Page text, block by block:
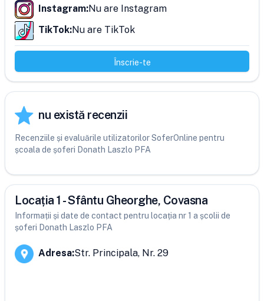
Instagram:Nu are Instagram
TikTok:Nu are TikTok
Înscrie-te
nu există recenzii
Recenziile și evaluările utilizatorilor SoferOnline pentru
școala de șoferi Donath Laszlo PFA
Locația 1 - Sfântu Gheorghe, Covasna
Informații și date de contact pentru locația nr 1 a școlii de
șoferi Donath Laszlo PFA
Adresa:Str. Principala, Nr. 29